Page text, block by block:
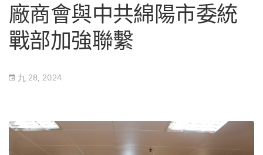
廠商會與中共綿陽市委統
戰部加強聯繫
九 28, 2024